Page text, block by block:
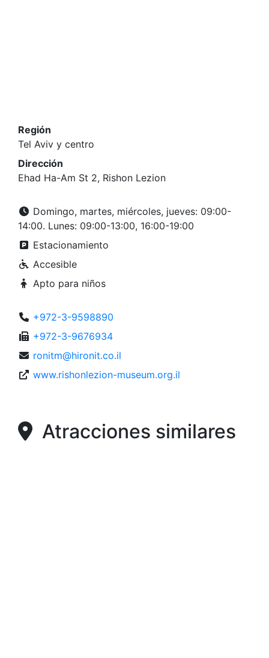
Región
Tel Aviv y centro
Dirección
Ehad Ha-Am St 2, Rishon Lezion
Domingo, martes, miércoles, jueves: 09:00-
14:00. Lunes: 09:00-13:00, 16:00-19:00
Estacionamiento
Accesible
Apto para niños
+972-3-9598890
+972-3-9676934
ronitm@hironit.co.il
www.rishonlezion-museum.org.il
Atracciones similares